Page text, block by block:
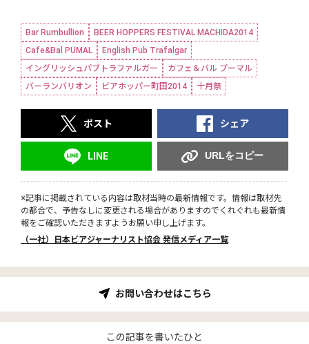
Bar Rumbullion
BEER HOPPERS FESTIVAL MACHIDA2014
Cafe&Bal PUMAL
English Pub Trafalgar
イングリッシュパブトラファルガー
カフェ＆バル プーマル
バーランバリオン
ビアホッパー町田2014 十月祭
ポスト シェア
LINE URLをコピー
※記事に掲載されている内容は取材当時の最新情報です。情報は取材先
の都合で、予告なしに変更される場合がありますのでくれぐれも最新情
報をご確認いただきますようお願い申し上げます。
（一社）日本ビアジャーナリスト協会 発信メディア一覧
お問い合わせはこちら
この記事を書いたひと